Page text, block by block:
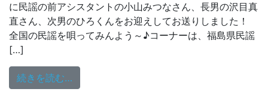
に民謡の前アシスタントの小山みつなさん、長男の沢目真
直さん、次男のひろくんをお迎えしてお送りしました！
全国の民謡を唄ってみんよう～♪コーナーは、福島県民謡
[…]
続きを読む…